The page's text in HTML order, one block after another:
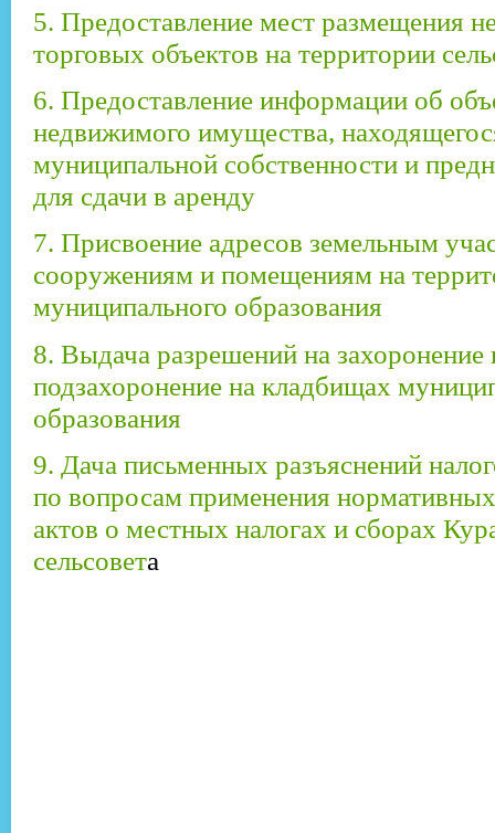
5. Предоставление мест размещения
торговых объектов на территории
6. Предоставление информации об
недвижимого имущества,
муниципальной собственности и
для сдачи в аренду
7. Присвоение адресов земельным
сооружениям и помещениям на
муниципального образования
8. Выдача разрешений на захоронение
подзахоронение на кладбищах
образования
9. Дача письменных разъяснений
по вопросам применения
актов о местных налогах и сборах
сельсовета